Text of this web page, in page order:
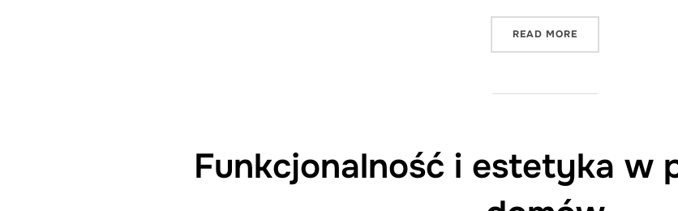
READ MORE
Funkcjonalność i estetyka w